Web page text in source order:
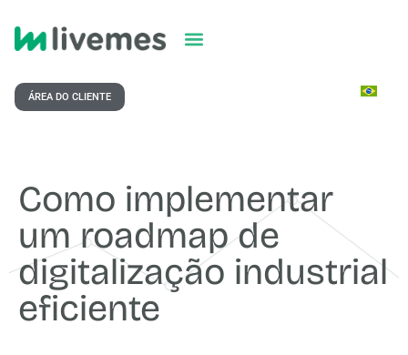
ÁREA DO CLIENTE
Como implementar
um roadmap de
digitalização industrial
eficiente